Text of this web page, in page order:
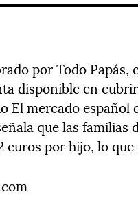
por Todo Papás,
disponible en
El mercado español
que las familias
euros por hijo, lo